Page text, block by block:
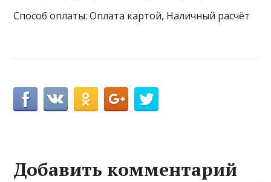
Способ оплаты: Оплата картой, Наличный расчёт
Добавить комментарий